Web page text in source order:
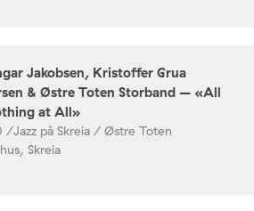
Jakobsen, Kristoffer Grua
& Østre Toten Storband – «All
at All»
/Jazz på Skreia / Østre Toten
Skreia